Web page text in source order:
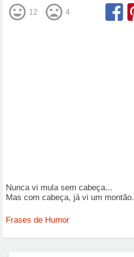
12 4
Nunca vi mula sem cabeça...
Mas com cabeça, já vi um montão.
Frases de Humor